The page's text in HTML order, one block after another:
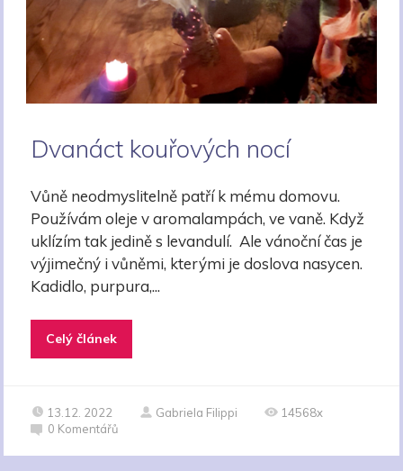
Dvanáct kouřových nocí
Vůně neodmyslitelně patří k mému domovu.
Používám oleje v aromalampách, ve vaně. Když
uklízím tak jedině s levandulí. Ale vánoční čas je
výjimečný i vůněmi, kterými je doslova nasycen.
Kadidlo, purpura,...
Celý článek
13.12. 2022 Gabriela Filippi
14568x
0 Komentářů